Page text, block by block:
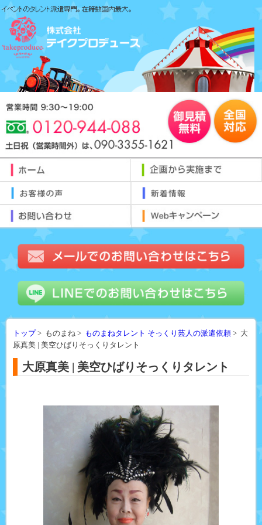
トップ> ものまね > ものまねタレント そっくり芸人の派遣依頼 > 大
原真美 | 美空ひばりそっくりタレント
大原真美 | 美空ひばりそっくりタレント